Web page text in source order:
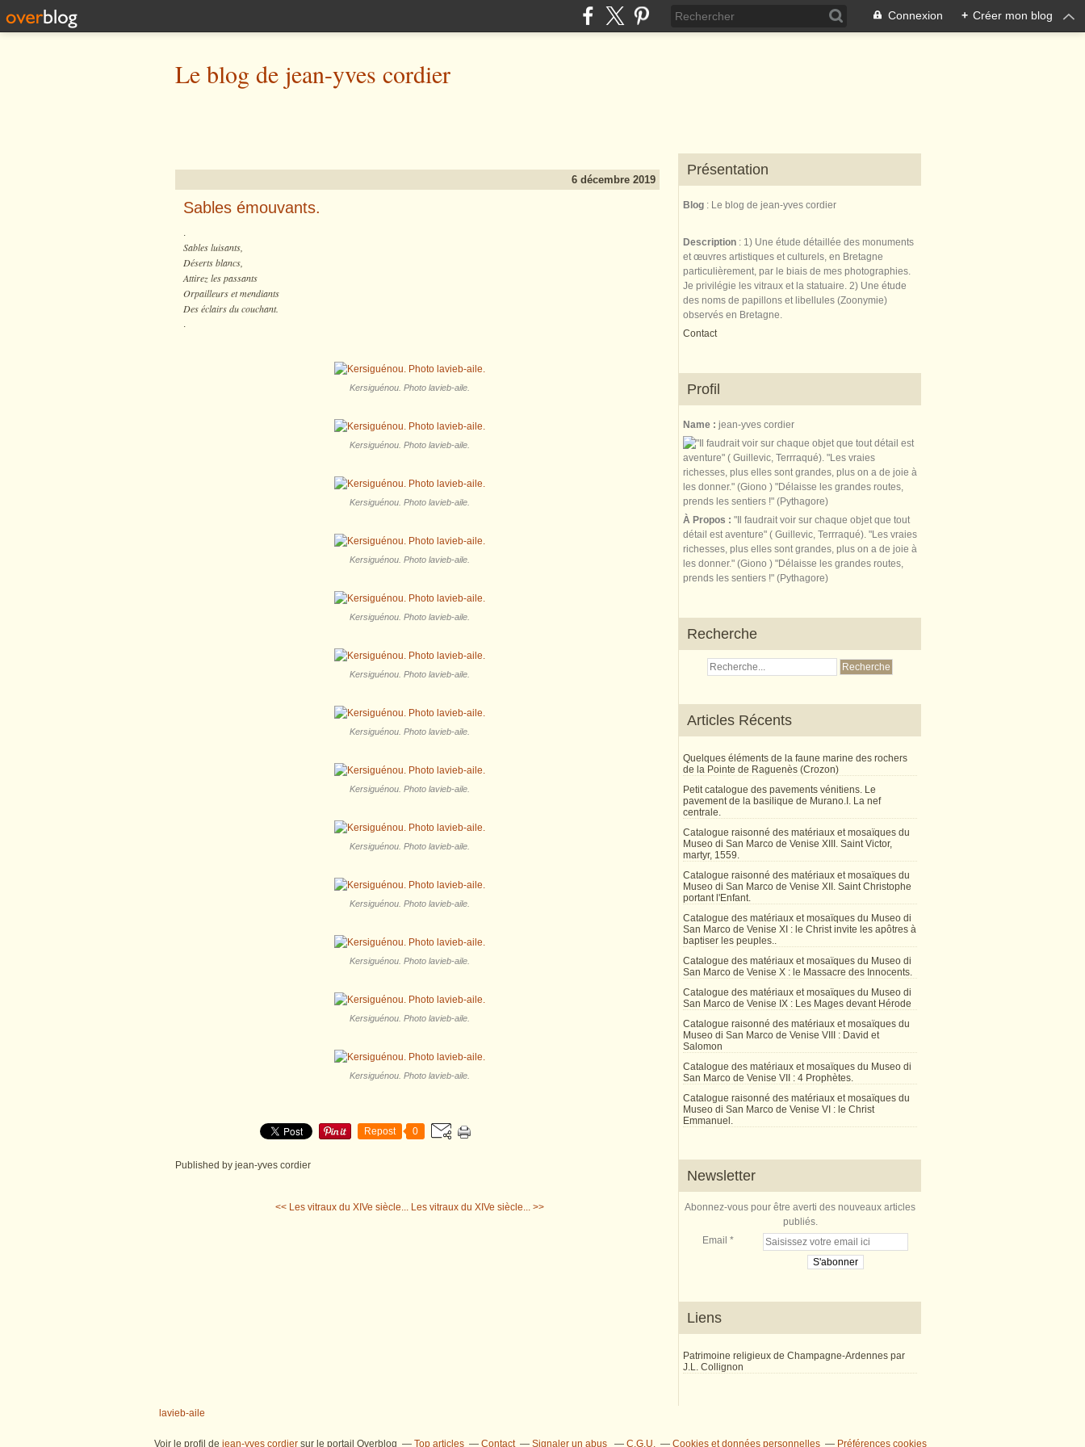
Connexion + Créer mon blog
Le blog de jean-yves cordier
6 décembre 2019
Sables émouvants.
.
Sables luisants,
Déserts blancs,
Attirez les passants
Orpailleurs et mendiants
Des éclairs du couchant.
.
Kersiguénou. Photo lavieb-aile.
Kersiguénou. Photo lavieb-aile.
Kersiguénou. Photo lavieb-aile.
Kersiguénou. Photo lavieb-aile.
Kersiguénou. Photo lavieb-aile.
Kersiguénou. Photo lavieb-aile.
Kersiguénou. Photo lavieb-aile.
Kersiguénou. Photo lavieb-aile.
Kersiguénou. Photo lavieb-aile.
Kersiguénou. Photo lavieb-aile.
Kersiguénou. Photo lavieb-aile.
Kersiguénou. Photo lavieb-aile.
Kersiguénou. Photo lavieb-aile.
Repost 0
Published by jean-yves cordier
<< Les vitraux du XIVe siècle... Les vitraux du XIVe siècle... >>
Présentation
Blog : Le blog de jean-yves cordier
Description : 1) Une étude détaillée des monuments
et œuvres artistiques et culturels, en Bretagne
particulièrement, par le biais de mes photographies.
Je privilégie les vitraux et la statuaire. 2) Une étude
des noms de papillons et libellules (Zoonymie)
observés en Bretagne.
Contact
Profil
Name : jean-yves cordier
À Propos : "Il faudrait voir sur chaque objet que tout
détail est aventure" ( Guillevic, Terrraqué). "Les vraies
richesses, plus elles sont grandes, plus on a de joie à
les donner." (Giono ) "Délaisse les grandes routes,
prends les sentiers !" (Pythagore)
Recherche
Articles Récents
Quelques éléments de la faune marine des rochers
de la Pointe de Raguenès (Crozon)
Petit catalogue des pavements vénitiens. Le
pavement de la basilique de Murano.I. La nef
centrale.
Catalogue raisonné des matériaux et mosaïques du
Museo di San Marco de Venise XIII. Saint Victor,
martyr, 1559.
Catalogue raisonné des matériaux et mosaïques du
Museo di San Marco de Venise XII. Saint Christophe
portant l'Enfant.
Catalogue des matériaux et mosaïques du Museo di
San Marco de Venise XI : le Christ invite les apôtres à
baptiser les peuples..
Catalogue des matériaux et mosaïques du Museo di
San Marco de Venise X : le Massacre des Innocents.
Catalogue des matériaux et mosaïques du Museo di
San Marco de Venise IX : Les Mages devant Hérode
Catalogue raisonné des matériaux et mosaïques du
Museo di San Marco de Venise VIII : David et
Salomon
Catalogue des matériaux et mosaïques du Museo di
San Marco de Venise VII : 4 Prophètes.
Catalogue raisonné des matériaux et mosaïques du
Museo di San Marco de Venise VI : le Christ
Emmanuel.
Newsletter
Abonnez-vous pour être averti des nouveaux articles
publiés.
Email
Liens
Patrimoine religieux de Champagne-Ardennes par
J.L. Collignon
lavieb-aile
Voir le profil de jean-yves cordiersur le portail Overblog Top articles Contact Signaler un abus C.G.U. Cookies et données personnelles Préférences cookies